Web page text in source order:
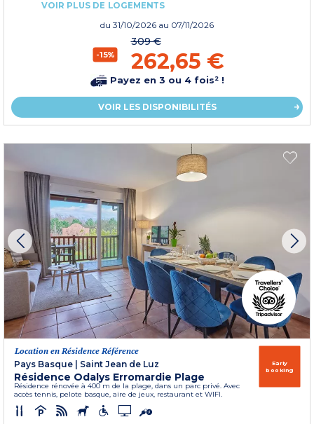
VOIR PLUS DE LOGEMENTS
du 31/10/2026 au 07/11/2026
-15%
309 €
262,65 €
Payez en 3 ou 4 fois² !
VOIR LES DISPONIBILITÉS
Location en Résidence Référence
Pays Basque
Saint Jean de Luz
Résidence Odalys Erromardie Plage
Résidence rénovée à 400 m de la plage, dans un parc privé. Avec
accès tennis, pelote basque, aire de jeux, restaurant et WIFI.
Early
booking